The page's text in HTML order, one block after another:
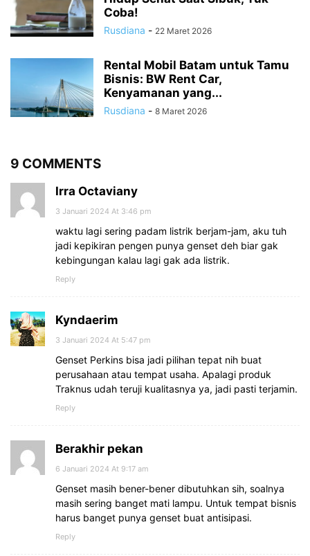
Coba!
Rusdiana - 22 Maret 2026
Rental Mobil Batam untuk Tamu
Bisnis: BW Rent Car,
Kenyamanan yang...
Rusdiana - 8 Maret 2026
9 COMMENTS
Irra Octaviany
3 Januari 2024 At 3:46 pm
waktu lagi sering padam listrik berjam-jam, aku tuh
jadi kepikiran pengen punya genset deh biar gak
kebingungan kalau lagi gak ada listrik.
Reply
Kyndaerim
3 Januari 2024 At 5:47 pm
Genset Perkins bisa jadi pilihan tepat nih buat
perusahaan atau tempat usaha. Apalagi produk
Traknus udah teruji kualitasnya ya, jadi pasti terjamin.
Reply
Berakhir pekan
6 Januari 2024 At 9:17 am
Genset masih bener-bener dibutuhkan sih, soalnya
masih sering banget mati lampu. Untuk tempat bisnis
harus banget punya genset buat antisipasi.
Reply